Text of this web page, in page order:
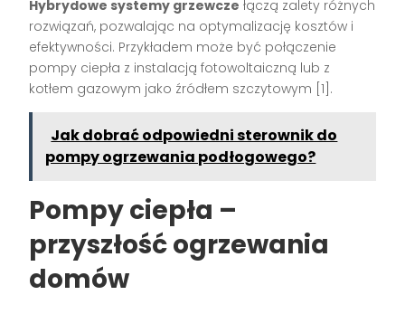
Hybrydowe systemy grzewcze łączą zalety różnych
rozwiązań, pozwalając na optymalizację kosztów i
efektywności. Przykładem może być połączenie
pompy ciepła z instalacją fotowoltaiczną lub z
kotłem gazowym jako źródłem szczytowym [1].
Jak dobrać odpowiedni sterownik do
pompy ogrzewania podłogowego?
Pompy ciepła –
przyszłość ogrzewania
domów